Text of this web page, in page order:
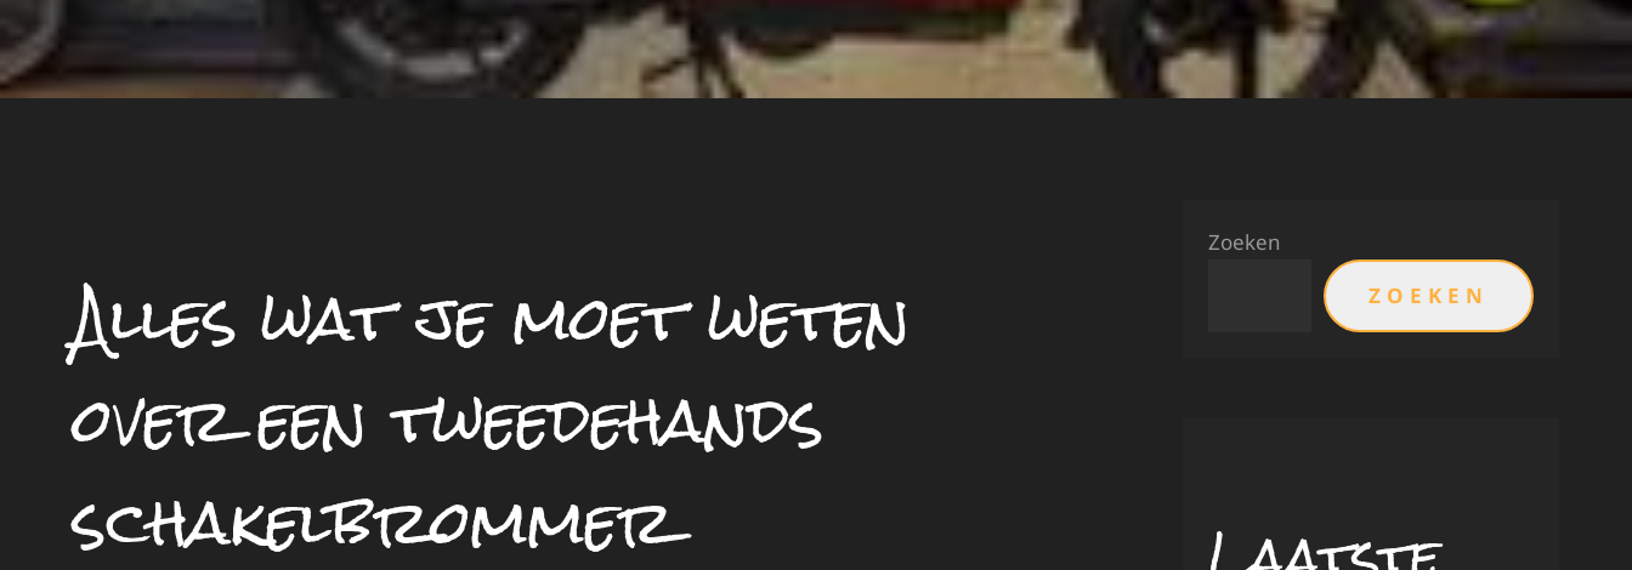
Alles wat je moet weten
over een tweedehands
schakelbrommer
Zoeken
ZOEKEN